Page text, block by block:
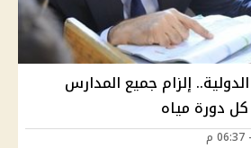
إلزام جميع المدارس
دورة مياه